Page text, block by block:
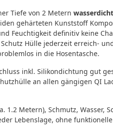
Tiefe von 2 Metern wasserdicht
gehärteten Kunststoff
Feuchtigkeit definitiv keine
Hülle jederzeit erreich-
in die Hosentasche.
inkl. Silikondichtung gut
an allen gängigen QI
1.2 Metern), Schmutz,
Lebenslage, ohne